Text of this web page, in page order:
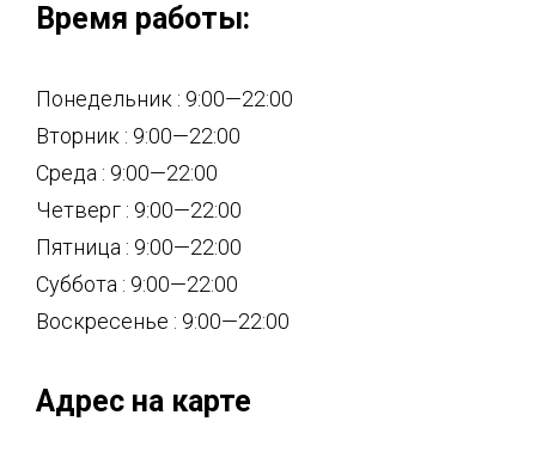
Время работы:
Понедельник : 9:00—22:00
Вторник : 9:00—22:00
Среда : 9:00—22:00
Четверг : 9:00—22:00
Пятница : 9:00—22:00
Суббота : 9:00—22:00
Воскресенье : 9:00—22:00
Адрес на карте